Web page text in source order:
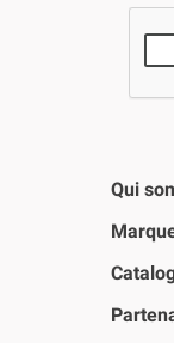
Qui